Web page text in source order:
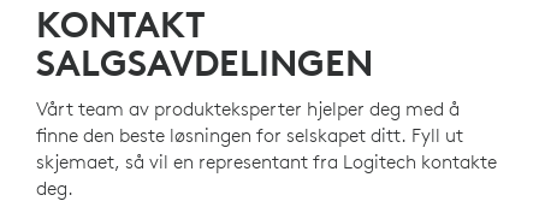
KONTAKT
SALGSAVDELINGEN
Vårt team av produkteksperter hjelper deg med å
finne den beste løsningen for selskapet ditt. Fyll ut
skjemaet, så vil en representant fra Logitech kontakte
deg.